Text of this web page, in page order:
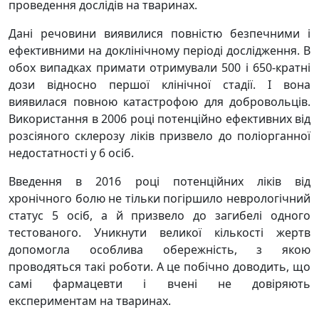
проведення дослідів на тваринах.
Дані речовини виявилися повністю безпечними і
ефективними на доклінічному періоді дослідження. В
обох випадках примати отримували 500 і 650-кратні
дози відносно першої клінічної стадії. І вона
виявилася повною катастрофою для добровольців.
Використання в 2006 році потенційно ефективних від
розсіяного склерозу ліків призвело до поліорганної
недостатності у 6 осіб.
Введення в 2016 році потенційних ліків від
хронічного болю не тільки погіршило неврологічний
статус 5 осіб, а й призвело до загибелі одного
тестованого. Уникнути великої кількості жертв
допомогла особлива обережність, з якою
проводяться такі роботи. А це побічно доводить, що
самі фармацевти і вчені не довіряють
експериментам на тваринах.